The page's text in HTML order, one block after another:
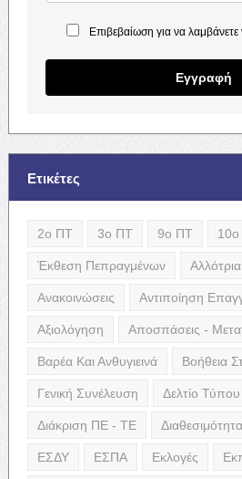
Επιβεβαίωση για να
Εγγραφή
Ετικέτες
2ο ΠΤ 3ο ΠΤ 9ο ΠΤ
Έκθεση Πεπραγμένων
Ανακοινώσεις Αντιποίηση
Αξιολόγηση Αποσπάσεις -
Βαρέα Και Ανθυγιεινά Βοήθεια
Γενική Συνέλευση Δελτίο Τύπου
Διάκριση ΠΕ - ΤΕ
ΕΣΔΥ ΕΣΠΑ Εκλογές